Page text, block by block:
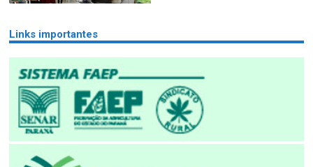
Links importantes